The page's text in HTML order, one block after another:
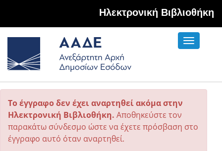
Hλεκτρονική Βιβλιοθήκη
Toggle
Το έγγραφο δεν έχει αναρτηθεί ακόμα στην
Ηλεκτρονική Βιβλιοθήκη. Αποθηκεύστε τον
παρακάτω σύνδεσμο ώστε να έχετε πρόσβαση στο
έγγραφο αυτό όταν αναρτηθεί.